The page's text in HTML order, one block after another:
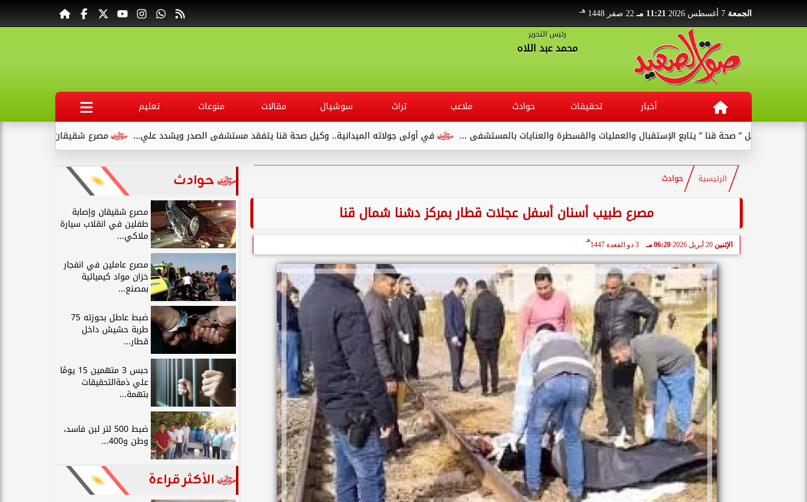
الجمعة 11:21 مـ 22 صفر 1448 هـ
رئيس التحرير
محمد عبد اللاه
أخبار تحقيقات حوادث ملاعب تراث سوشيال مقالات منوعات
تعليم
مصرع شقيقان وإصابة طفلين في
في أولى جولاته الميدانية.. وكيل صحة قنا يتفقد مستشفى الصدر ويشدد علي... وكيل ” صحة قنا ” يتابع الإستقبال والعمليات والقسطرة والعنايات بالمستشفى ...
الرئيسية حوادث
مصرع طبيب أسنان أسفل عجلات قطار بمركز دشنا شمال قنا
الإثنين 20 أبريل 2026 06:20 مـ 3 ذو القعدة 1447
هـ
حوادث
مصرع شقيقان وإصابة
طفلين في انقلاب سيارة
ملاكي...
مصرع عاملين في انفجار
خزان مواد كيميائية
بمصنع...
ضبط عاطل بحوزته 75
طربة حشيش داخل
قطار...
حبس 3 متهمين 15 يومًا
علي ذمةالتحقيقات
بتهمة...
ضبط 500 لتر لبن فاسد،
وطن و400...
الأكثر قراءة